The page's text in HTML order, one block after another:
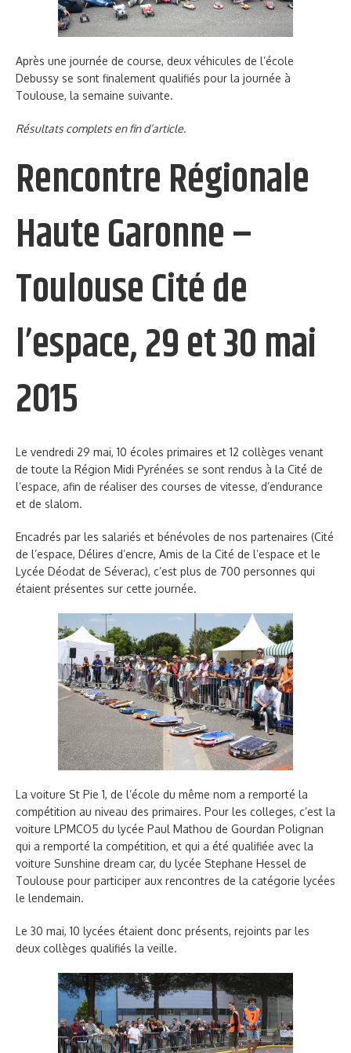
Après une journée de course, deux véhicules de l’école
Debussy se sont finalement qualifiés pour la journée à
Toulouse, la semaine suivante.
Résultats complets en fin d’article.
Rencontre Régionale
Haute Garonne –
Toulouse Cité de
l’espace, 29 et 30 mai
2015
Le vendredi 29 mai, 10 écoles primaires et 12 collèges venant
de toute la Région Midi Pyrénées se sont rendus à la Cité de
l’espace, afin de réaliser des courses de vitesse, d’endurance
et de slalom.
Encadrés par les salariés et bénévoles de nos partenaires (Cité
de l’espace, Délires d’encre, Amis de la Cité de l’espace et le
Lycée Déodat de Séverac), c’est plus de 700 personnes qui
étaient présentes sur cette journée.
La voiture St Pie 1, de l’école du même nom a remporté la
compétition au niveau des primaires. Pour les colleges, c’est la
voiture LPMCO5 du lycée Paul Mathou de Gourdan Polignan
qui a remporté la compétition, et qui a été qualifiée avec la
voiture Sunshine dream car, du lycée Stephane Hessel de
Toulouse pour participer aux rencontres de la catégorie lycées
le lendemain.
Le 30 mai, 10 lycées étaient donc présents, rejoints par les
deux collèges qualifiés la veille.